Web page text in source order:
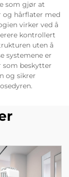
som gjør at
og hårflater med
virker ved å
kontrollert
uten å
systemene er
beskytter
og sikrer